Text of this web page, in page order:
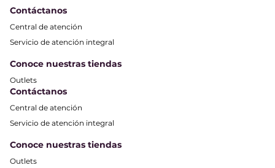
Contáctanos
Central de atención
Servicio de atención integral
Conoce nuestras tiendas
Outlets
Contáctanos
Central de atención
Servicio de atención integral
Conoce nuestras tiendas
Outlets